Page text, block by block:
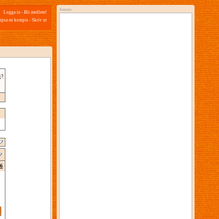
Logga in - Bli medlem!
en kompis - Skriv ut
Annons